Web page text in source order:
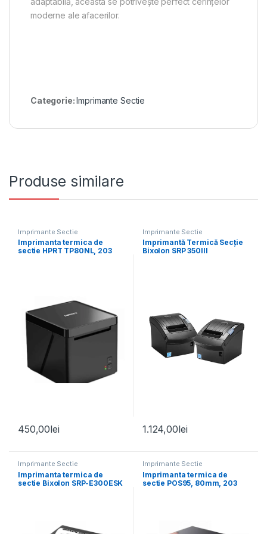
moderne ale afacerilor.
Categorie:Imprimante Sectie
Produse similare
Imprimante Sectie
Imprimanta termica de
sectie HPRT TP80NL, 203
450,00lei
Imprimante Sectie
Imprimantă Termică Secție
Bixolon SRP 350III
1.124,00lei
Imprimante Sectie
Imprimanta termica de
sectie Bixolon SRP-E300ESK
Imprimante Sectie
Imprimanta termica de
sectie POS95, 80mm, 203